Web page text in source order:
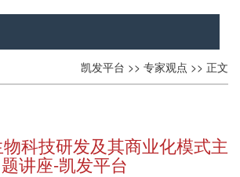
凯发平台 >> 专家观点 >> 正文
科技研发及其商业化模式主
题讲座-凯发平台